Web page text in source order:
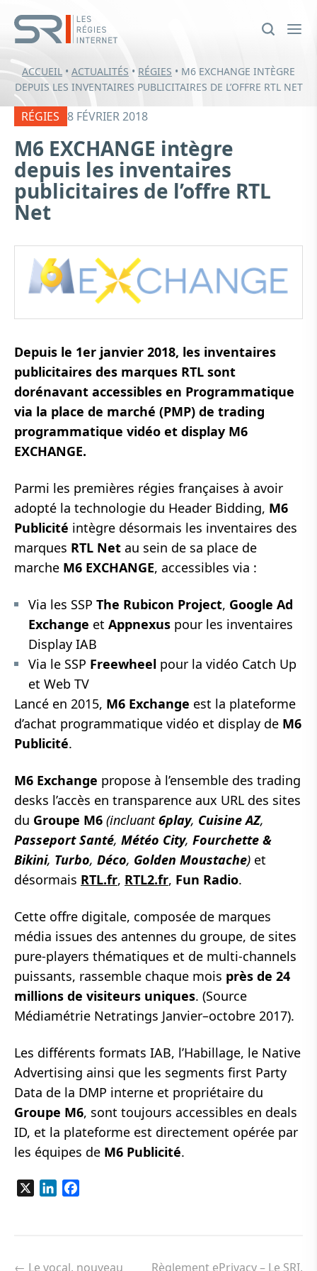
ACCUEIL • ACTUALITÉS • RÉGIES • M6 EXCHANGE INTÈGRE
DEPUIS LES INVENTAIRES PUBLICITAIRES DE L’OFFRE RTL NET
RÉGIES 8 FÉVRIER 2018
M6 EXCHANGE intègre
depuis les inventaires
publicitaires de l’offre RTL
Net
Depuis le 1er janvier 2018, les inventaires
publicitaires des marques RTL sont
dorénavant accessibles en Programmatique
via la place de marché (PMP) de trading
programmatique vidéo et display M6
EXCHANGE.
Parmi les premières régies françaises à avoir
adopté la technologie du Header Bidding, M6
Publicité intègre désormais les inventaires des
marques RTL Net au sein de sa place de
marche M6 EXCHANGE, accessibles via :
Via les SSP The Rubicon Project, Google Ad
Exchange et Appnexus pour les inventaires
Display IAB
Via le SSP Freewheel pour la vidéo Catch Up
et Web TV
Lancé en 2015, M6 Exchange est la plateforme
d’achat programmatique vidéo et display de M6
Publicité.
M6 Exchange propose à l’ensemble des trading
desks l’accès en transparence aux URL des sites
du Groupe M6 (incluant6play, Cuisine AZ,
Passeport Santé, Météo City, Fourchette &
Bikini, Turbo, Déco, Golden Moustache) et
désormais RTL.fr, RTL2.fr, Fun Radio.
Cette offre digitale, composée de marques
média issues des antennes du groupe, de sites
pure-players thématiques et de multi-channels
puissants, rassemble chaque mois près de 24
millions de visiteurs uniques. (Source
Médiamétrie Netratings Janvier–octobre 2017).
Les différents formats IAB, l’Habillage, le Native
Advertising ainsi que les segments first Party
Data de la DMP interne et propriétaire du
Groupe M6, sont toujours accessibles en deals
ID, et la plateforme est directement opérée par
les équipes de M6 Publicité.
LinkedIn
de
← Le vocal, nouveau Règlement ePrivacy – Le SRI,